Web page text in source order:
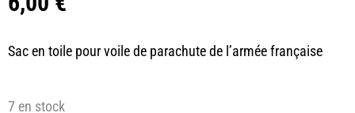
Sac en toile pour voile de parachute de l’armée française
7 en stock